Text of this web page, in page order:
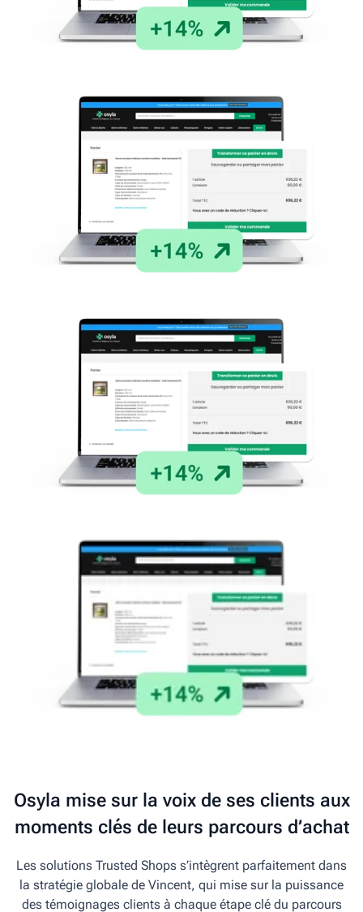
Osyla mise sur la voix de ses clients aux
moments clés de leurs parcours d’achat
Les solutions Trusted Shops s’intègrent parfaitement dans
la stratégie globale de Vincent, qui mise sur la puissance
des témoignages clients à chaque étape clé du parcours